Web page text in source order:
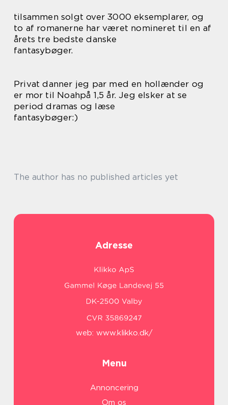
tilsammen solgt over 3000 eksemplarer, og
to af romanerne har været nomineret til en af
årets tre bedste danske
fantasybøger.
Privat danner jeg par med en hollænder og
er mor til Noahpå 1,5 år. Jeg elsker at se
period dramas og læse
fantasybøger:)
The author has no published articles yet
Adresse
web: www.klikko.dk/
Menu
Annoncering
Om os